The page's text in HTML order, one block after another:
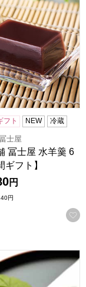
録する
フト NEW 冷蔵
士屋
冨士屋 水羊羹 6
ギフト】
円
40円
沢ブラウニー 6
游堂 抹茶サブレ